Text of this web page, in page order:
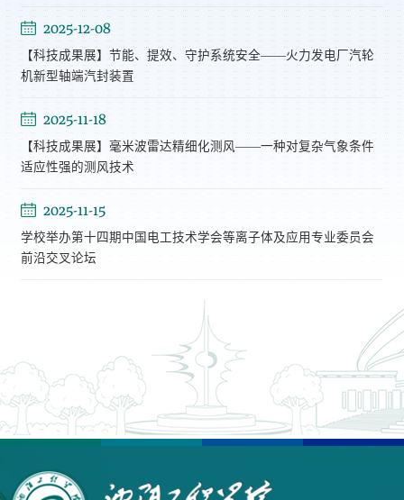
2025-12-08
【科技成果展】节能、提效、守护系统安全——火力发电厂汽轮
机新型轴端汽封装置
2025-11-18
【科技成果展】毫米波雷达精细化测风——一种对复杂气象条件
适应性强的测风技术
2025-11-15
学校举办第十四期中国电工技术学会等离子体及应用专业委员会
前沿交叉论坛